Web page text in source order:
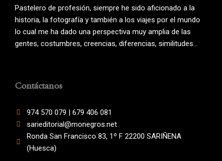
Pastelero de profesión, siempre he sido aficionado a la
historia, la fotografía y también a los viajes por el mundo
lo cual me ha dado una perspectiva muy amplia de las
gentes, costumbres, creencias, diferencias, similitudes…
Contáctanos
974 570 079 | 679 406 081
sarieditorial@monegros.net
Ronda San Francisco 83, 1º F 22200 SARIÑENA
(Huesca)